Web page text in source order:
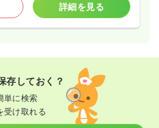
詳細を見る
存しておく？
単に検索
受け取れる